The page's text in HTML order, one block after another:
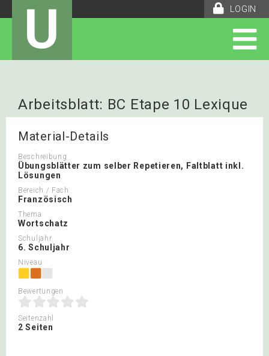
LOGIN
U
Arbeitsblatt: BC Etape 10 Lexique
Material-Details
Beschreibung
Übungsblätter zum selber Repetieren, Faltblatt inkl.
Lösungen
Bereich / Fach
Französisch
Thema
Wortschatz
Schuljahr
6. Schuljahr
Niveau
Bewertungen
Seitenzahl
2 Seiten